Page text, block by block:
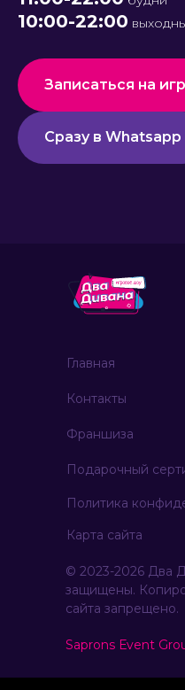
10:00-22:00
Записаться на
Сразу в Whatsapp
Политика
© 2023-2026 Два
защищены.
сайта запрещено.
Главная
Франшиза
Подарочный
Контакты
Saprons Еvent
Карта сайта